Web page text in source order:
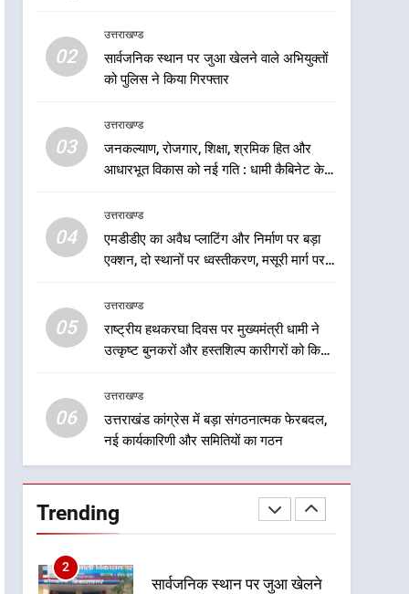
02
उत्तराखण्ड
सार्वजनिक स्थान पर जुआ खेलने वाले अभियुक्तों
को पुलिस ने किया गिरफ्तार
03
उत्तराखण्ड
जनकल्याण, रोजगार, शिक्षा, श्रमिक हित और
आधारभूत विकास को नई गति : धामी कैबिनेट के
04
उत्तराखण्ड
एमडीडीए का अवैध प्लाटिंग और निर्माण पर बड़ा
एक्शन, दो स्थानों पर ध्वस्तीकरण, मसूरी मार्ग पर
05
उत्तराखण्ड
राष्ट्रीय हथकरघा दिवस पर मुख्यमंत्री धामी ने
उत्कृष्ट बुनकरों और हस्तशिल्प कारीगरों को किया
06
उत्तराखण्ड
उत्तराखंड कांग्रेस में बड़ा संगठनात्मक फेरबदल,
नई कार्यकारिणी और समितियों का गठन
Trending
5
राष्ट्रीय हथकरघा दिवस पर
मुख्यमंत्री धामी ने उत्कृष्ट बुनकरों
6
उत्तराखंड कांग्रेस में बड़ा
गठन
7
मुख्यमंत्री धामी बोले- युवाओं को
हजारों पदों पर की जाएगी भर्ती
बाईपास परियोजना का डीएम ने
किया निरीक्षण; समयबद्ध एवं
गुणवत्तापूर्ण निर्माण सुनिश्चित करने
के निर्देश, सुरक्षा मानकों से कोई
उत्तराखण्ड
1
खेल महाकुंभ 2026ः 01 सितंबर
से सजेगा मुख्यमंत्री चौम्पियनशिप
ट्रॉफी का मंच, न्याय पंचायत से
2
सार्वजनिक स्थान पर जुआ खेलने